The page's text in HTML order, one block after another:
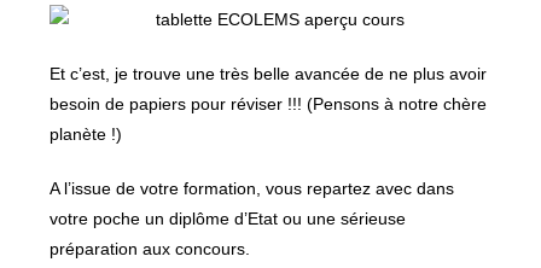
Et c’est, je trouve une très belle avancée de ne plus avoir
besoin de papiers pour réviser !!! (Pensons à notre chère
planète !)
A l’issue de votre formation, vous repartez avec dans
votre poche un diplôme d’Etat ou une sérieuse
préparation aux concours.